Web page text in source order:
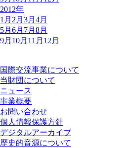
2012年
1月 2月 3月 4月
5月 6月 7月 8月
9月 10月 11月 12月
国際交流事業について
当財団について
ニュース
事業概要
お問い合わせ
個人情報保護方針
デジタルアーカイブ
歴史的音源について